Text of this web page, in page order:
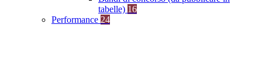
tabelle) 16
Performance 24